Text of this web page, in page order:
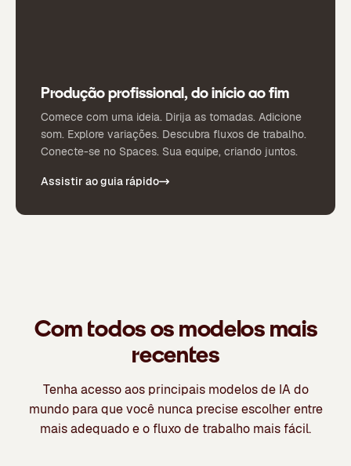
Produção profissional, do início ao fim
Comece com uma ideia. Dirija as tomadas. Adicione
som. Explore variações. Descubra fluxos de trabalho.
Conecte-se no Spaces. Sua equipe, criando juntos.
Assistir ao guia rápido
Com todos os modelos mais
recentes
Tenha acesso aos principais modelos de IA do
mundo para que você nunca precise escolher entre
mais adequado e o fluxo de trabalho mais fácil.